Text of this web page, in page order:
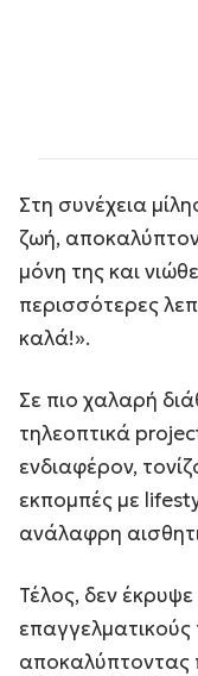
Στη συνέχεια
ζωή,
μόνη της και
περισσότερες
καλά!».
Σε πιο χαλαρή
τηλεοπτικά
ενδιαφέρον,
εκπομπές με
ανάλαφρη
Τέλος, δεν
επαγγελματικούς
αποκαλύπτοντας